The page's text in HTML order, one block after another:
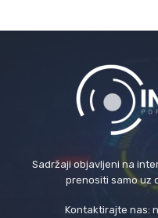
Sadržaji objavljeni na
prenositi samo uz
Kontaktirajte nas: